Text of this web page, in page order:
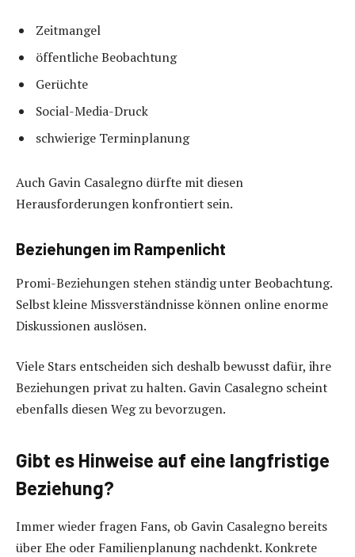
Zeitmangel
öffentliche Beobachtung
Gerüchte
Social-Media-Druck
schwierige Terminplanung
Auch Gavin Casalegno dürfte mit diesen
Herausforderungen konfrontiert sein.
Beziehungen im Rampenlicht
Promi-Beziehungen stehen ständig unter Beobachtung.
Selbst kleine Missverständnisse können online enorme
Diskussionen auslösen.
Viele Stars entscheiden sich deshalb bewusst dafür, ihre
Beziehungen privat zu halten. Gavin Casalegno scheint
ebenfalls diesen Weg zu bevorzugen.
Gibt es Hinweise auf eine langfristige
Beziehung?
Immer wieder fragen Fans, ob Gavin Casalegno bereits
über Ehe oder Familienplanung nachdenkt. Konkrete